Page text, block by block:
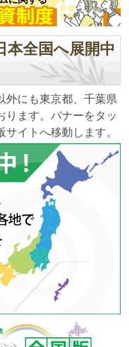
全国へ展開中
にも東京都、千葉県
ります。バナーをタッ
イトへ移動します。